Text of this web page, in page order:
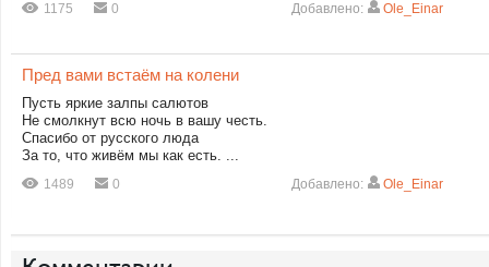
1175 0 Добавлено: Ole_Einar
Пред вами встаём на колени
Пусть яркие залпы салютов
Не смолкнут всю ночь в вашу честь.
Спасибо от русского люда
За то, что живём мы как есть. ...
1489 0 Добавлено: Ole_Einar